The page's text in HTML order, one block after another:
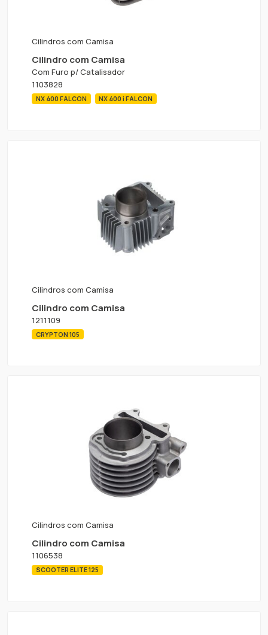
Cilindros com Camisa
Cilindro com Camisa
Com Furo p/ Catalisador
1103828
NX 400 FALCON NX 400 i FALCON
Cilindros com Camisa
Cilindro com Camisa
1211109
CRYPTON 105
Cilindros com Camisa
Cilindro com Camisa
1106538
SCOOTER ELITE 125